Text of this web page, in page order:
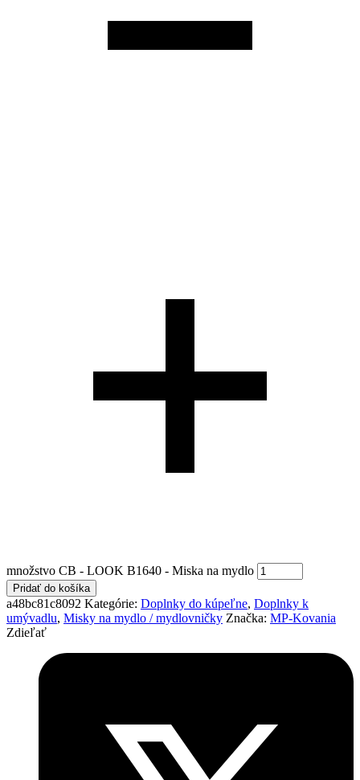
množstvo CB - LOOK B1640 - Miska na mydlo
Pridať do košíka
a48bc81c8092 Kategórie: Doplnky do kúpeľne, Doplnky k
umývadlu, Misky na mydlo / mydlovničky Značka: MP-Kovania
Zdieľať